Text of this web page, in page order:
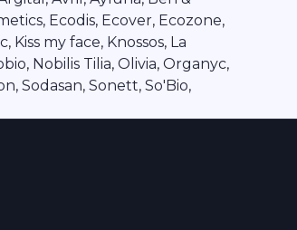
Ecodis, Ecover, Ecozone,
my face, Knossos, La
Nobilis Tilia, Olivia, Organyc,
Sodasan, Sonett, So'Bio,